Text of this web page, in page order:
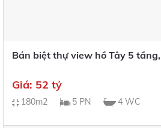
Bán biệt thự view hồ Tây 5
Giá: 52 tỷ
180m2 5 PN 4 WC